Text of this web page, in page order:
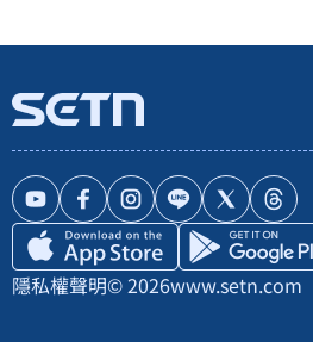
隱私權聲明© 2026www.setn.com